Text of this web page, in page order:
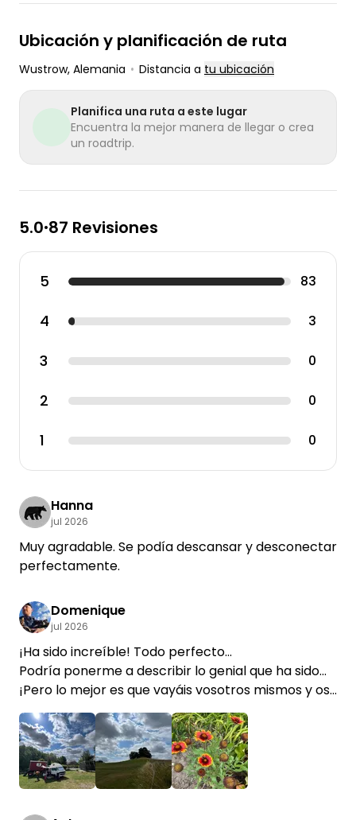
Ubicación y planificación de ruta
Wustrow, Alemania • Distancia a tu ubicación
Planifica una ruta a este lugar
Encuentra la mejor manera de llegar o crea
un roadtrip.
5.0•87 Revisiones
5 83
4 3
3 0
2 0
1 0
Hanna
jul 2026
Muy agradable. Se podía descansar y desconectar
perfectamente.
Domenique
jul 2026
¡Ha sido increíble! Todo perfecto...
Podría ponerme a describir lo genial que ha sido...
¡Pero lo mejor es que vayáis vosotros mismos y os
hagáis una idea!
Grit es maravillosa, y su jardín delantero también
❤️